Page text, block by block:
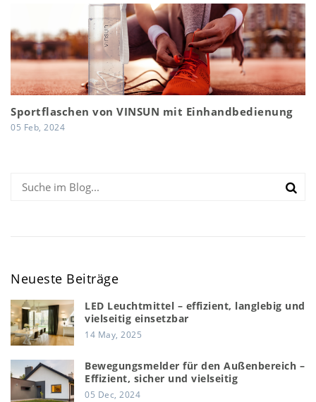
Sportflaschen von VINSUN mit Einhandbedienung
05 Feb, 2024
Neueste Beiträge
LED Leuchtmittel – effizient, langlebig und
vielseitig einsetzbar
14 May, 2025
Bewegungsmelder für den Außenbereich –
Effizient, sicher und vielseitig
05 Dec, 2024